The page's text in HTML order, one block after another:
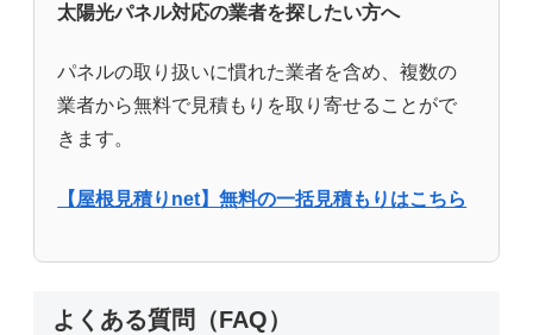
太陽光パネル対応の業者を探したい方へ
パネルの取り扱いに慣れた業者を含め、複数の
業者から無料で見積もりを取り寄せることがで
きます。
【屋根見積りnet】無料の一括見積もりはこちら
よくある質問（FAQ）